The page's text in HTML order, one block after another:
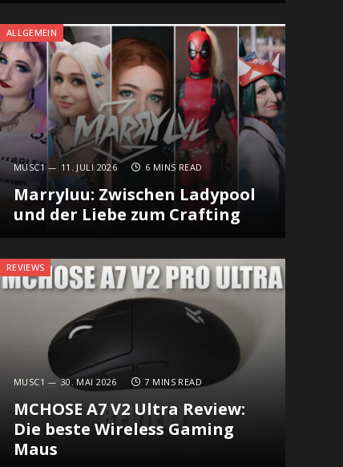
ALLGEMEIN
MUSC1 11. JULI 2026 6 MINS READ
Marryluu: Zwischen Ladypool
und der Liebe zum Crafting
REVIEWS
MUSC1 30. MAI 2026 7 MINS READ
MCHOSE A7 V2 Ultra Review:
Die beste Wireless Gaming
Maus